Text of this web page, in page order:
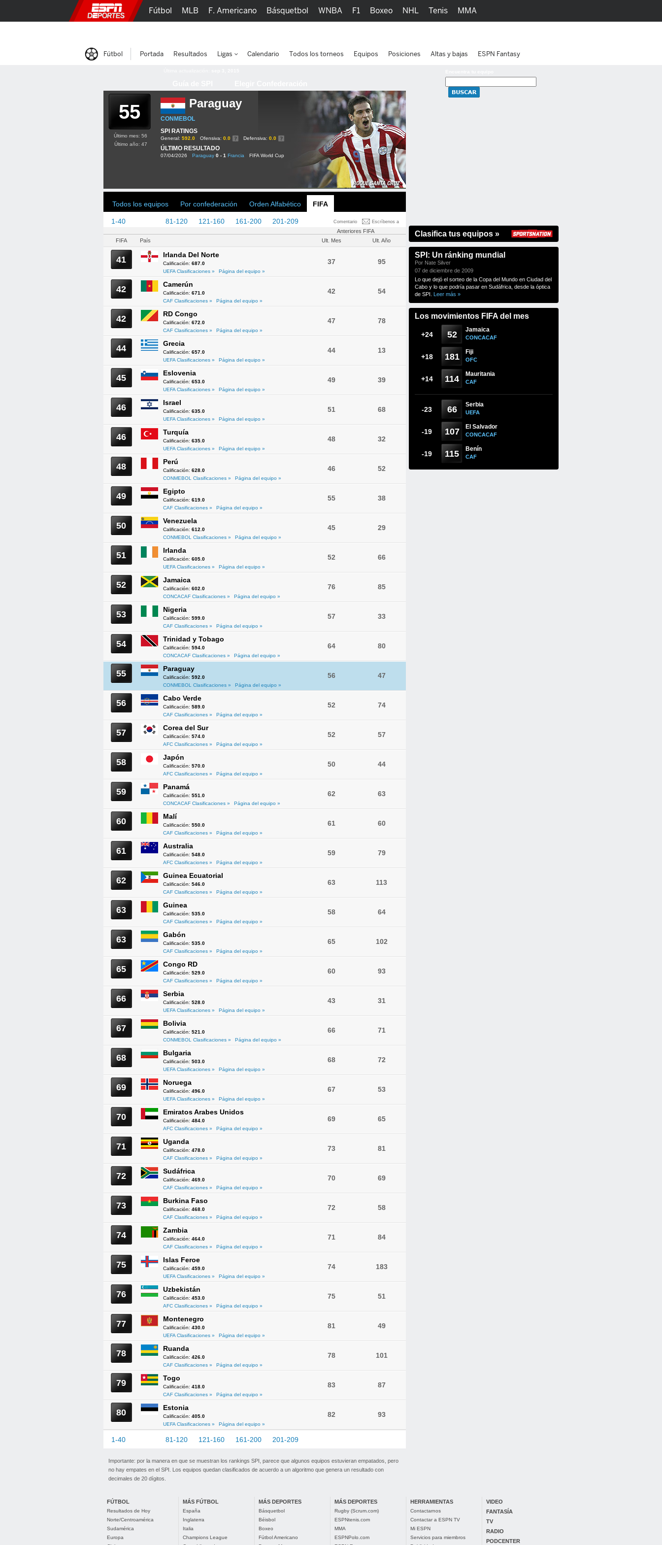
55 Paraguay
CONMEBOL
SPI RATINGS
General: 592.0 Ofensiva: 0.0 Defensiva: 0.0
ÚLTIMO RESULTADO
07/04/2026 Paraguay 0 - 1 Francia FIFA World Cup
Último mes: 56
Último año: 47
Todos los equipos Por confederación Orden Alfabético FIFA
Comentario Escríbenos a
1-40 81-120 121-160 161-200 201-209
Anteriores FIFA
FIFA
País Ult. Mes Ult. Año
41 Irlanda Del Norte
Calificación: 687.0
UEFA Clasificaciones »
Página del equipo »
37 95
42 Camerún
Calificación: 671.0
CAF Clasificaciones »
Página del equipo »
42 54
42 RD Congo
Calificación: 672.0
CAF Clasificaciones »
Página del equipo »
47 78
44 Grecia
Calificación: 657.0
UEFA Clasificaciones »
Página del equipo »
44 13
45 Eslovenia
Calificación: 653.0
UEFA Clasificaciones »
Página del equipo »
49 39
46 Israel
Calificación: 635.0
UEFA Clasificaciones »
Página del equipo »
51 68
46 Turquía
Calificación: 635.0
UEFA Clasificaciones »
Página del equipo »
48 32
48 Perú
Calificación: 628.0
CONMEBOL Clasificaciones »
Página del equipo »
46 52
49 Egipto
Calificación: 619.0
CAF Clasificaciones »
Página del equipo »
55 38
50 Venezuela
Calificación: 612.0
CONMEBOL Clasificaciones »
Página del equipo »
45 29
51 Irlanda
Calificación: 605.0
UEFA Clasificaciones »
Página del equipo »
52 66
52 Jamaica
Calificación: 602.0
CONCACAF Clasificaciones »
Página del equipo »
76 85
53 Nigeria
Calificación: 599.0
CAF Clasificaciones »
Página del equipo »
57 33
54 Trinidad y Tobago
Calificación: 594.0
CONCACAF Clasificaciones »
Página del equipo »
64 80
55 Paraguay
Calificación: 592.0
CONMEBOL Clasificaciones »
Página del equipo »
56 47
56 Cabo Verde
Calificación: 589.0
CAF Clasificaciones »
Página del equipo »
52 74
57 Corea del Sur
Calificación: 574.0
AFC Clasificaciones »
Página del equipo »
52 57
58 Japón
Calificación: 570.0
AFC Clasificaciones »
Página del equipo »
50 44
59 Panamá
Calificación: 551.0
CONCACAF Clasificaciones »
Página del equipo »
62 63
60 Malí
Calificación: 550.0
CAF Clasificaciones »
Página del equipo »
61 60
61 Australia
Calificación: 548.0
AFC Clasificaciones »
Página del equipo »
59 79
62 Guinea Ecuatorial
Calificación: 546.0
CAF Clasificaciones »
Página del equipo »
63 113
63 Guinea
Calificación: 535.0
CAF Clasificaciones »
Página del equipo »
58 64
63 Gabón
Calificación: 535.0
CAF Clasificaciones »
Página del equipo »
65 102
65 Congo RD
Calificación: 529.0
CAF Clasificaciones »
Página del equipo »
60 93
66 Serbia
Calificación: 528.0
UEFA Clasificaciones »
Página del equipo »
43 31
67 Bolivia
Calificación: 521.0
CONMEBOL Clasificaciones »
Página del equipo »
66 71
68 Bulgaria
Calificación: 503.0
UEFA Clasificaciones »
Página del equipo »
68 72
69 Noruega
Calificación: 496.0
UEFA Clasificaciones »
Página del equipo »
67 53
70 Emiratos Arabes Unidos
Calificación: 484.0
AFC Clasificaciones »
Página del equipo »
69 65
71 Uganda
Calificación: 478.0
CAF Clasificaciones »
Página del equipo »
73 81
72 Sudáfrica
Calificación: 469.0
CAF Clasificaciones »
Página del equipo »
70 69
73 Burkina Faso
Calificación: 468.0
CAF Clasificaciones »
Página del equipo »
72 58
74 Zambia
Calificación: 464.0
CAF Clasificaciones »
Página del equipo »
71 84
75 Islas Feroe
Calificación: 459.0
UEFA Clasificaciones »
Página del equipo »
74 183
76 Uzbekistán
Calificación: 453.0
AFC Clasificaciones »
Página del equipo »
75 51
77 Montenegro
Calificación: 430.0
UEFA Clasificaciones »
Página del equipo »
81 49
78 Ruanda
Calificación: 426.0
CAF Clasificaciones »
Página del equipo »
78 101
79 Togo
Calificación: 418.0
CAF Clasificaciones »
Página del equipo »
83 87
80 Estonia
Calificación: 405.0
UEFA Clasificaciones »
Página del equipo »
82 93
1-40 81-120 121-160 161-200 201-209
Importante: por la manera en que se muestran los rankings SPI, parece que algunos equipos estuvieran empatados, pero
no hay empates en el SPI. Los equipos quedan clasificados de acuerdo a un algoritmo que genera un resultado con
decimales de 20 dígitos.
Clasifica tus equipos »
SPI: Un ránking mundial
Por Nate Silver
07 de diciembre de 2009
Lo que dejó el sorteo de la Copa del Mundo en Ciudad del
Cabo y lo que podría pasar en Sudáfrica, desde la óptica
de SPI. Leer más »
Los movimientos FIFA del mes
+24 52 Jamaica
CONCACAF
+18 181 Fiji
OFC
+14 114 Mauritania
CAF
-23 66 Serbia
UEFA
-19 107 El Salvador
CONCACAF
-19 115 Benín
CAF
FÚTBOL
Resultados de Hoy
Norte/Centroamérica
Sudamérica
Europa
MÁS FÚTBOL
España
Inglaterra
Italia
Champions League
MÁS DEPORTES
Básquetbol
Béisbol
Boxeo
Fútbol Americano
MÁS DEPORTES
Rugby (Scrum.com)
ESPNtenis.com
MMA
ESPNPolo.com
HERRAMIENTAS
Contactarnos
Contactar a ESPN TV
Mi ESPN
Servicios para miembros
VIDEO
FANTASÍA
TV
RADIO
PODCENTER
Fútbol MLB F. Americano Básquetbol WNBA F1 Boxeo NHL Tenis MMA
Fútbol Portada Resultados Ligas Calendario Todos los torneos Equipos Posiciones Altas y bajas ESPN Fantasy